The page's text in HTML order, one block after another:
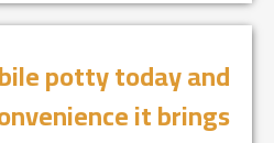
potty today and
it brings